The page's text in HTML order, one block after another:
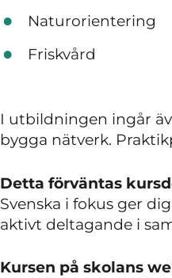
Naturorientering
Friskvård
I utbildningen ingår
bygga nätverk.
Detta förväntas
Svenska i fokus ger
aktivt deltagande i
Kursen på skolans